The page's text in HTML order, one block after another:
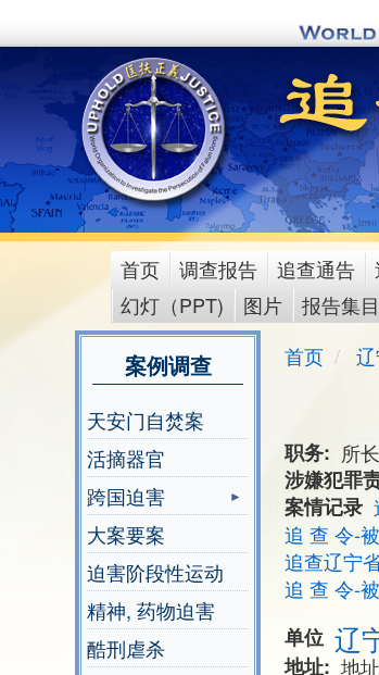
to
content
main
menu
首页 调查报告 追查通告
幻灯（PPT)
图片 报告集
案例调查
天安门自焚案
活摘器官
跨国迫害
大案要案
迫害阶段性运动
精神, 药物迫害
酷刑虐杀
首页
职务
所长
涉嫌犯罪
案情记录
追 查 令-
追查辽宁
追 查 令-
单位 辽
地址
地